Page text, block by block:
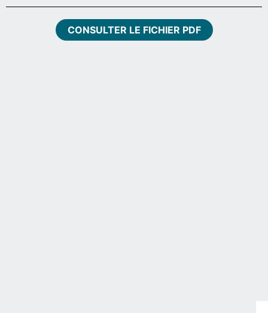
CONSULTER LE FICHIER PDF